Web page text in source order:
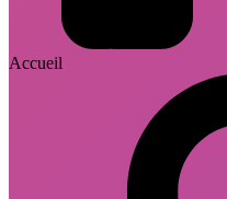
Accueil